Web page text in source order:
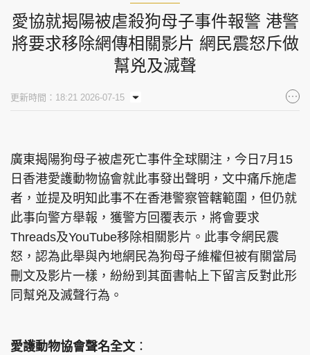
愛協就揭陽被虐殺狗母子事件報警 港警
將要求移除網傳相關影片 網民震怒斥做
幫兇及滅聲
更新時間：18:21 2026-07-15
廣東揭陽狗母子被虐死亡事件全球關注，今日7月15
日香港愛護動物協會就此事發出聲明，文中痛斥施虐
者，並提及明知此事不在香港警察管轄範圍，但仍就
此事向警方舉報，獲警方回覆表示，將會要求
Threads及YouTube移除相關影片。此事令網民震
怒，認為此舉與內地網民為狗母子維權但被有關當局
刪文及影片一樣，紛紛到其面書帖上下留言反對此形
同幫兇及滅聲行為。
愛護動物協會聲名全文：